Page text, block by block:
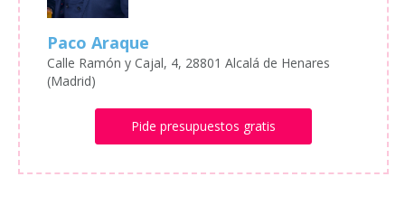
Paco Araque
Calle Ramón y Cajal, 4, 28801 Alcalá de Henares
(Madrid)
Pide presupuestos gratis